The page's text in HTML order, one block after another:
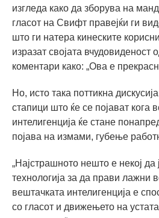
изгледа како да зборува на
гласот на Свифт правејќи ги
што ги натера кинеските
изразат својата вчудовиденост
коментари како: „Ова е
Но, исто така поттикна
стапици што ќе се појават кога
интелигенција ќе стане
појава на измами, губење
„Најстрашното нешто е некој да
технологија за да прави лажни
вештачката интелигенција е
со гласот и движењето на